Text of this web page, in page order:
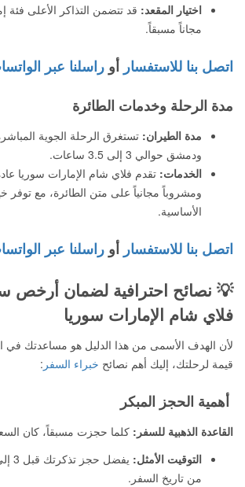
اختيار المقعد: قد تتضمن التذاكر الأعلى فئة
مجاناً مسبقاً.
اتصل بنا للاستفسار أو راسلنا عبر
مدة الرحلة وخدمات الطائرة
مدة الطيران: تستغرق الرحلة الجوية
ودمشق حوالي 3 إلى 3.5 ساعات.
الخدمات: تقدم فلاي شام الإمارات سوريا
ومشروباً مجانياً على متن الطائرة، مع توفر
الأساسية.
اتصل بنا للاستفسار أو راسلنا عبر
💡 نصائح احترافية لضمان أرخص
فلاي شام الإمارات سوريا
لأن الهدف الأسمى من هذا الدليل هو مساعدتك
قيمة لرحلتك، إليك أهم نصائح خبراء السفر :
أهمية الحجز المبكر
القاعدة الذهبية للسفر: كلما حجزت مسبقاً، كان
التوقيت الأمثل:
من تاريخ السفر.